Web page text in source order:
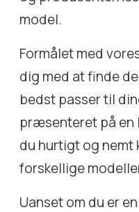
model.
Formålet med
dig med at finde
bedst passer til
præsenteret på en
du hurtigt og nemt
forskellige
Uanset om du er